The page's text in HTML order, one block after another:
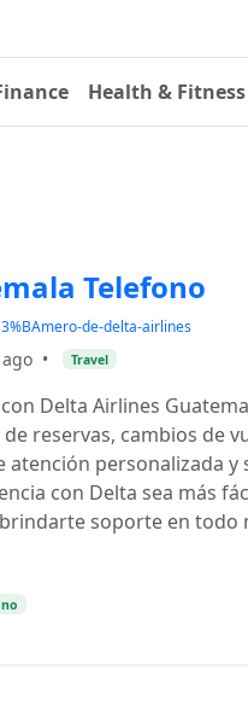
Health & Fitness
Telefono
de-delta-airlines
• Travel
Delta Airlines
reservas, cambios de
atención personalizada
con Delta sea más
soporte en todo